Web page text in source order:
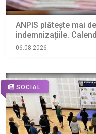
ANPIS plătește mai
indemnizațiile.
06.08.2026
SOCIAL